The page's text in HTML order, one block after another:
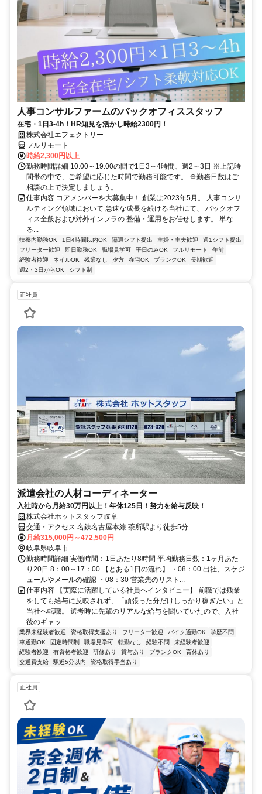
人事コンサルファームのバックオフィススタッフ
在宅・1日3-4h！HR知見を活かし時給2300円！
株式会社エフェクトリー
フルリモート
時給2,300円以上
勤務時間詳細 10:00～19:00の間で1日3～4時間、週2～3日 ※上記時
間帯の中で、ご希望に応じた時間で勤務可能です。 ※勤務日数はご
相談の上で決定しましょう。
仕事内容 コアメンバーを大募集中！ 創業は2023年5月。 人事コンサ
ルティング領域において 急速な成長を続ける当社にて、 バックオフ
ィス全般および対外インフラの 整備・運用をお任せします。 単な
る...
扶養内勤務OK 1日4時間以内OK 隔週シフト提出 主婦・主夫歓迎
週1シフト提出
フリーター歓迎
即日勤務OK 職場見学可 平日のみOK フルリモート
午前
経験者歓迎
ネイルOK 残業なし 夕方 在宅OK ブランクOK
長期歓迎
週2・3日からOK
シフト制
正社員
派遣会社の人材コーディネーター
入社時から月給30万円以上！年休125日！努力を給与反映！
株式会社ホットスタッフ岐阜
交通・アクセス 名鉄名古屋本線 茶所駅より徒歩5分
月給315,000円～472,500円
岐阜県岐阜市
勤務時間詳細 実働時間：1日あたり8時間 平均勤務日数：1ヶ月あた
り20日 8：00～17：00 【とある1日の流れ】 ・08：00 出社、スケジ
ュールやメールの確認 ・08：30 営業先のリスト...
仕事内容 【実際に活躍している社員へインタビュー】 前職では残業
をしても給与に反映されず、「頑張った分だけしっかり稼ぎたい」と
当社へ転職。 選考時に先輩のリアルな給与を聞いていたので、入社
後のギャッ...
業界未経験者歓迎 資格取得支援あり フリーター歓迎 バイク通勤OK
学歴不問
車通勤OK
固定時間制 職場見学可 転勤なし 経験不問
未経験者歓迎
経験者歓迎
有資格者歓迎 研修あり 賞与あり ブランクOK
育休あり
交通費支給
駅近5分以内 資格取得手当あり
正社員